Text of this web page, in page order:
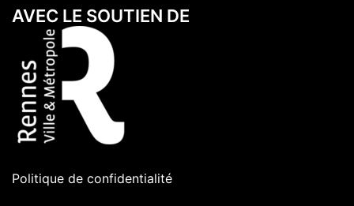
AVEC LE SOUTIEN DE
Politique de confidentialité